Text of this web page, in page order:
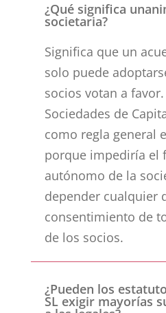
¿Qué significa
societaria?
Significa que un
solo puede
socios votan a favor.
Sociedades de
como regla general
porque impediría el
autónomo de la
depender cualquier
consentimiento de
de los socios.
¿Pueden los
SL exigir mayorías